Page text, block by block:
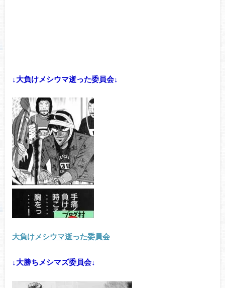
↓大負けメシウマ逝った委員会↓
大負けメシウマ逝った委員会
↓大勝ちメシマズ委員会↓